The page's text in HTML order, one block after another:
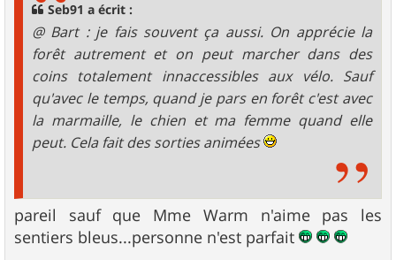
Seb91 a écrit :
@ Bart : je fais souvent ça aussi. On apprécie la
forêt autrement et on peut marcher dans des
coins totalement innaccessibles aux vélo. Sauf
qu'avec le temps, quand je pars en forêt c'est avec
la marmaille, le chien et ma femme quand elle
peut. Cela fait des sorties animées
pareil sauf que Mme Warm n'aime pas les
sentiers bleus...personne n'est parfait